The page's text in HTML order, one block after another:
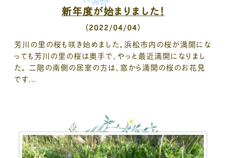
新年度が始まりました！
（2022/04/04）
芳川の里の桜も咲き始めました。浜松市内の桜が満開にな
っても芳川の里の桜は奥手で、やっと最近満開になりまし
た。 二階の南側の居室の方は、窓から満開の桜のお花見
です...